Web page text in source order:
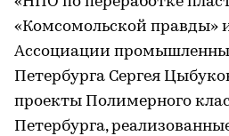
«Комсомольской правды»
Ассоциации
Петербурга Сергея
проекты Полимерного
Петербурга,